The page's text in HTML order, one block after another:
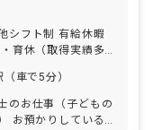
シフト制 有給休暇
育休（取得実績多
4日以上の休日を付
車で5分）
のお仕事（子どもの
お預かりしている子